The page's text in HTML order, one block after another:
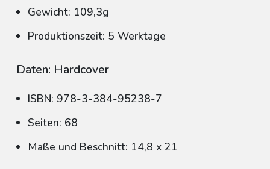
Gewicht: 109,3g
Produktionszeit: 5 Werktage
Daten: Hardcover
ISBN: 978-3-384-95238-7
Seiten: 68
Maße und Beschnitt: 14,8 x 21